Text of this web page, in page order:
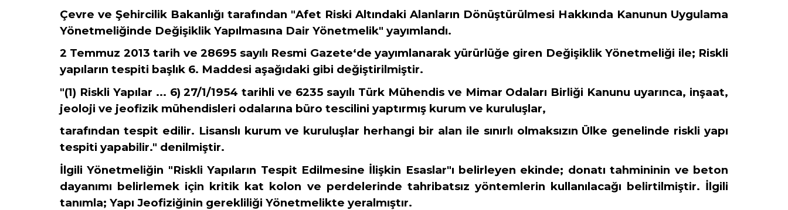
Çevre ve Şehircilik Bakanlığı tarafından "Afet Riski Altındaki Alanların Dönüştürülmesi Hakkında Kanunun Uygulama
Yönetmeliğinde Değişiklik Yapılmasına Dair Yönetmelik" yayımlandı.
2 Temmuz 2013 tarih ve 28695 sayılı Resmi Gazete‘de yayımlanarak yürürlüğe giren Değişiklik Yönetmeliği ile; Riskli
yapıların tespiti başlık 6. Maddesi aşağıdaki gibi değiştirilmiştir.
"(1) Riskli Yapılar ... 6) 27/1/1954 tarihli ve 6235 sayılı Türk Mühendis ve Mimar Odaları Birliği Kanunu uyarınca, inşaat,
jeoloji ve jeofizik mühendisleri odalarına büro tescilini yaptırmış kurum ve kuruluşlar,
tarafından tespit edilir. Lisanslı kurum ve kuruluşlar herhangi bir alan ile sınırlı olmaksızın Ülke genelinde riskli yapı
tespiti yapabilir." denilmiştir.
İlgili Yönetmeliğin "Riskli Yapıların Tespit Edilmesine İlişkin Esaslar"ı belirleyen ekinde; donatı tahmininin ve beton
dayanımı belirlemek için kritik kat kolon ve perdelerinde tahribatsız yöntemlerin kullanılacağı belirtilmiştir. İlgili
tanımla; Yapı Jeofiziğinin gerekliliği Yönetmelikte yeralmıştır.